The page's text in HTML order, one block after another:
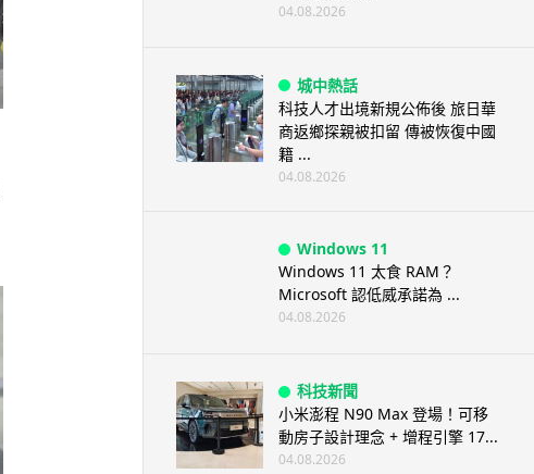
04.08.2026
城中熱話
科技人才出境新規公佈後 旅日華
商返鄉探親被扣留 傳被恢復中國
籍 ...
04.08.2026
Windows 11
Windows 11 太食 RAM？
Microsoft 認低威承諾為 ...
04.08.2026
科技新聞
小米澎程 N90 Max 登場！可移
動房子設計理念 + 增程引擎 17...
04.08.2026